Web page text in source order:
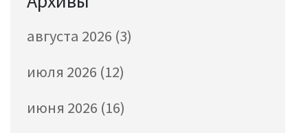
августа 2026 (3)
июля 2026 (12)
июня 2026 (16)